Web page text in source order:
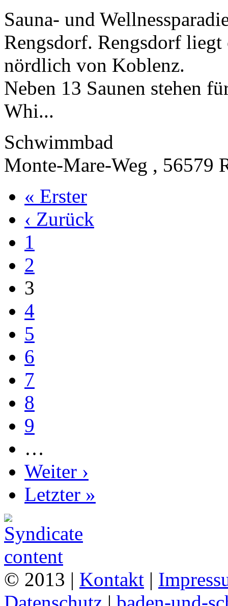
Sauna- und
Rengsdorf. Rengsdorf
nördlich von Koblenz.
Neben 13 Saunen stehen
Whi...
Schwimmbad
Monte-Mare-Weg , 56579
« Erster
‹ Zurück
1
2
3
4
5
6
7
8
9
…
Weiter ›
Letzter »
© 2013 | Kontakt |